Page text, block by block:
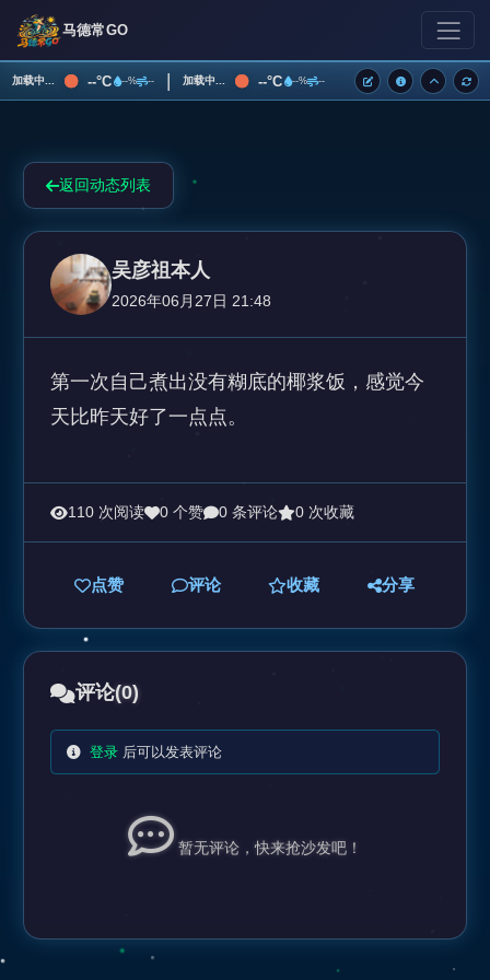
马德常GO
加载中... --°C --% -- | 加载中... --°C --% --
返回动态列表
吴彦祖本人
2026年06月27日 21:48
第一次自己煮出没有糊底的椰浆饭，感觉今
天比昨天好了一点点。
110 次阅读 0 个赞 0 条评论 0 次收藏
点赞 评论 收藏 分享
评论(0)
登录后可以发表评论
暂无评论，快来抢沙发吧！